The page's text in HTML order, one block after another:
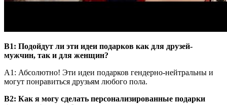
В1: Подойдут ли эти идеи подарков как для друзей-
мужчин, так и для женщин?
А1: Абсолютно! Эти идеи подарков гендерно-нейтральны и
могут понравиться друзьям любого пола.
В2: Как я могу сделать персонализированные подарки